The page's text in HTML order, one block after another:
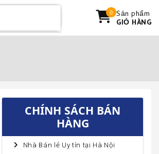
Sản phẩm
GIỎ HÀNG
0
CHÍNH SÁCH BÁN
HÀNG
Nhà Bán lẻ Uy tín tại Hà Nội